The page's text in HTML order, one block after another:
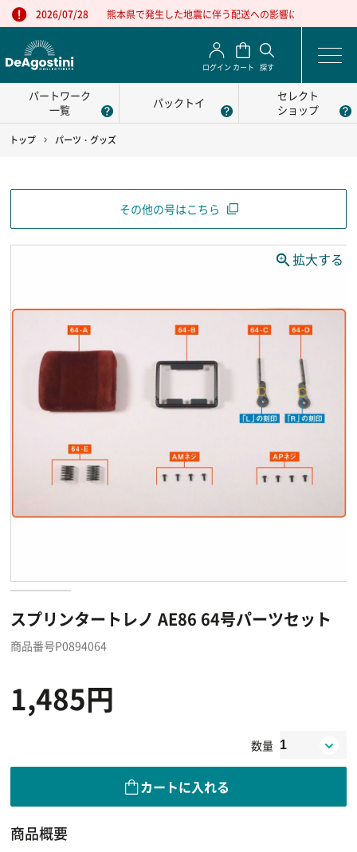
2026/07/28 熊本県で発生した地震に伴う配送への影響について
ログイン カート 探す
パートワーク
一覧
パックトイ
セレクト
ショップ
トップ パーツ・グッズ
その他の号はこちら
スプリンタートレノ AE86 64号パーツセット
商品番号P0894064
1,485円
数量
カートに入れる
商品概要